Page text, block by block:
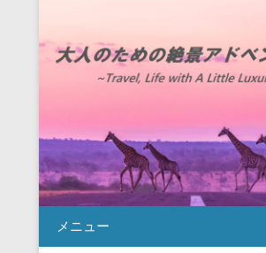
メニュー